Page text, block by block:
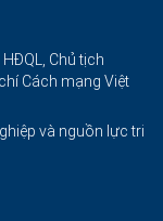
Chủ tịch
Cách mạng Việt
và nguồn lực tri